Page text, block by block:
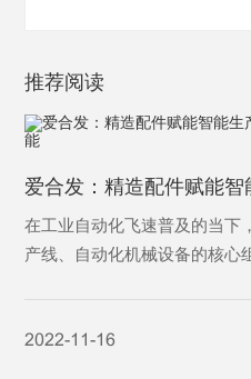
推荐阅读
在工业自动化飞速普及的当下
产线、自动化机械设备的核心
成自动化输送、加工、分拣、
2022-11-16